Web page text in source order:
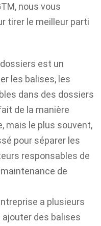
nous vous
tirer le meilleur parti
est un
les balises, les
dans des dossiers
de la manière
mais le plus souvent,
pour séparer les
responsables de
de
a plusieurs
des balises